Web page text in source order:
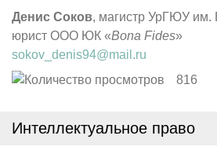
Денис Соков, магистр УрГЮУ им.
юрист ООО ЮК «Bona Fides»
sokov_denis94@mail.ru
816
Интеллектуальное право